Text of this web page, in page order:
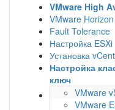
VMware High
VMware Horizon
Fault Tolerance
Настройка ESXi
Установка
Настройка
ключ
VMware
VMware